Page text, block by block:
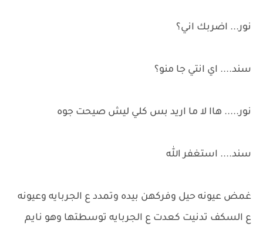
نور... اضربك اني؟
سند.... اي انتي جا منو؟
نور..... هاا لا ما اريد بس كلي ليش صيحت جوه
سند.... استغفر الله
غمض عيونه حيل وفركهن بيده وتمدد ع الجربايه وعيونه
ع السكف تدنيت كعدت ع الجربايه توسطتها وهو نايم